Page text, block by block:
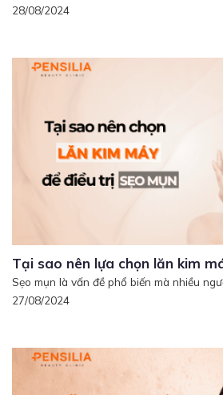
28/08/2024
Tại sao nên lựa chọn lăn kim
Sẹo mụn là vấn đề phổ biến mà nhiều
27/08/2024